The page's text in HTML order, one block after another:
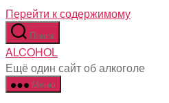
Перейти к содержимому
Поиск
ALCOHOL
Ещё один сайт об алкоголе
Меню